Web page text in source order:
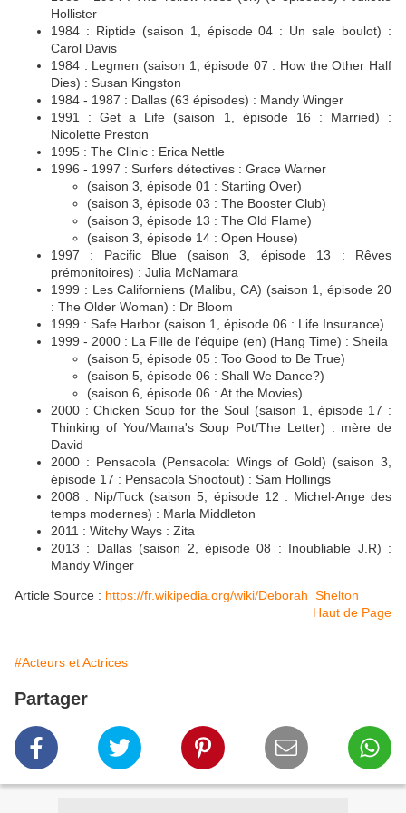
Hollister
1984 : Riptide (saison 1, épisode 04 : Un sale boulot) :
Carol Davis
1984 : Legmen (saison 1, épisode 07 : How the Other Half
Dies) : Susan Kingston
1984 - 1987 : Dallas (63 épisodes) : Mandy Winger
1991 : Get a Life (saison 1, épisode 16 : Married) :
Nicolette Preston
1995 : The Clinic : Erica Nettle
1996 - 1997 : Surfers détectives : Grace Warner
(saison 3, épisode 01 : Starting Over)
(saison 3, épisode 03 : The Booster Club)
(saison 3, épisode 13 : The Old Flame)
(saison 3, épisode 14 : Open House)
1997 : Pacific Blue (saison 3, épisode 13 : Rêves
prémonitoires) : Julia McNamara
1999 : Les Californiens (Malibu, CA) (saison 1, épisode 20
: The Older Woman) : Dr Bloom
1999 : Safe Harbor (saison 1, épisode 06 : Life Insurance)
1999 - 2000 : La Fille de l'équipe (en) (Hang Time) : Sheila
(saison 5, épisode 05 : Too Good to Be True)
(saison 5, épisode 06 : Shall We Dance?)
(saison 6, épisode 06 : At the Movies)
2000 : Chicken Soup for the Soul (saison 1, épisode 17 :
Thinking of You/Mama's Soup Pot/The Letter) : mère de
David
2000 : Pensacola (Pensacola: Wings of Gold) (saison 3,
épisode 17 : Pensacola Shootout) : Sam Hollings
2008 : Nip/Tuck (saison 5, épisode 12 : Michel-Ange des
temps modernes) : Marla Middleton
2011 : Witchy Ways : Zita
2013 : Dallas (saison 2, épisode 08 : Inoubliable J.R) :
Mandy Winger
Article Source : https://fr.wikipedia.org/wiki/Deborah_Shelton
Haut de Page
#Acteurs et Actrices
Partager